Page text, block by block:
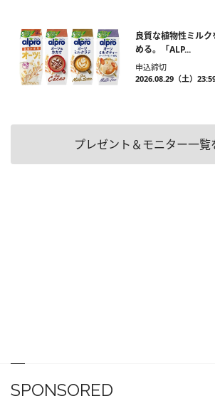
良質な植物性ミル
める。「ALP...
申込締切
2026.08.29（土）
プレゼント＆モニター一覧
SPONSORED